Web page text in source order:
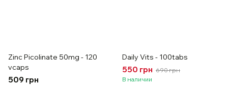
Zinc Picolinate 50mg - 120
vcaps
509 грн
Daily Vits - 100tabs
550 грн 690 грн
В наличии